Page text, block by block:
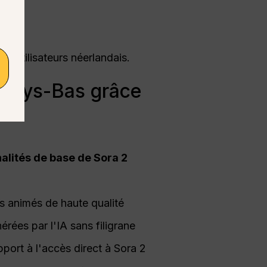
utilisateurs néerlandais.
Bas grâce
de base de Sora 2
animés de haute qualité
par l'IA sans filigrane
à l'accès direct à Sora 2